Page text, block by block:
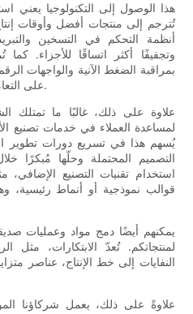
هذا الوصول إلى التكنولوجيا يعني
تُترجم إلى منتجات أفضل وأوقات
أنظمة التحكم في التسخين
وتجفيفًا أكثر اتساقًا للأجزاء.
بمراقبة الضغط الآنية والواجهات
على التعامل مع أشكال هندسية أكثر تعقيدًا.
علاوة على ذلك، غالبًا ما تمتلك
لمساعدة العملاء في خدمات تصنيع
يُسهم هذا في تسريع دورات تطوير
التصميم المحتملة وحلّها مُبكرًا
استخدام تقنيات التصنيع الإضافي،
قوالب نموذجية أو أنماط
يمكنهم أيضًا دمج مواد وعمليات
لمنتجاتكم. تُعدّ الابتكارات، مثل
النفايات إلى خط الإنتاج، عناصر
علاوةً على ذلك، يعمل شركاؤنا